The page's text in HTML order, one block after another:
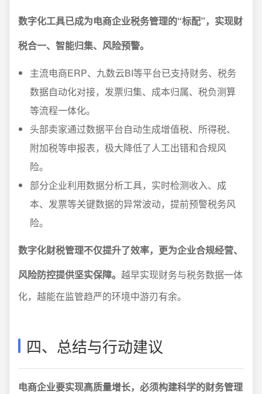
数字化工具已成为电商企业税务管理的“标配”，实现财
税合一、智能归集、风险预警。
主流电商ERP、九数云BI等平台已支持财务、税务
数据自动化对接，发票归集、成本归属、税负测算
等流程一体化。
头部卖家通过数据平台自动生成增值税、所得税、
附加税等申报表，极大降低了人工出错和合规风
险。
部分企业利用数据分析工具，实时检测收入、成
本、发票等关键数据的异常波动，提前预警税务风
险。
数字化财税管理不仅提升了效率，更为企业合规经营、
风险防控提供坚实保障。 越早实现财务与税务数据一体
化，越能在监管趋严的环境中游刃有余。
四、总结与行动建议
电商企业要实现高质量增长，必须构建科学的财务管理